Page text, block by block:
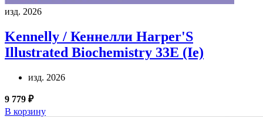
изд. 2026
Kennelly / Кеннелли Harper'S
Illustrated Biochemistry 33E (Ie)
изд. 2026
9 779 ₽
В корзину